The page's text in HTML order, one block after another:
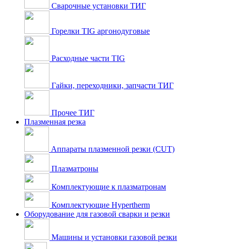
Сварочные установки ТИГ
Горелки TIG аргонодуговые
Расходные части TIG
Гайки, переходники, запчасти ТИГ
Прочее ТИГ
Плазменная резка
Аппараты плазменной резки (CUT)
Плазматроны
Комплектующие к плазматронам
Комплектующие Hypertherm
Оборудование для газовой сварки и резки
Машины и установки газовой резки